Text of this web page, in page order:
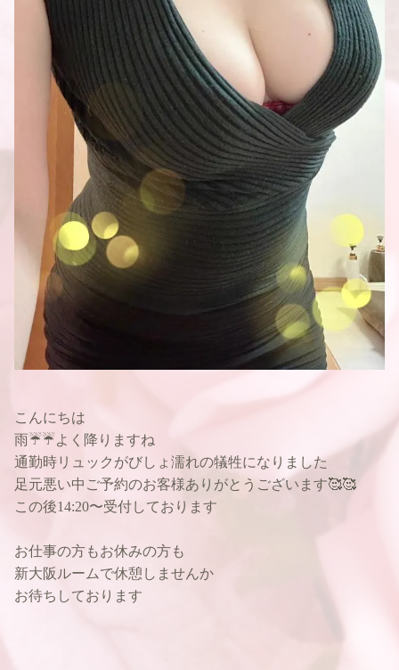
こんにちは
雨☔☔よく降りますね
通勤時リュックがびしょ濡れの犠牲になりました
足元悪い中ご予約のお客様ありがとうございます🥰🥰
この後14:20〜受付しております
お仕事の方もお休みの方も
新大阪ルームで休憩しませんか
お待ちしております